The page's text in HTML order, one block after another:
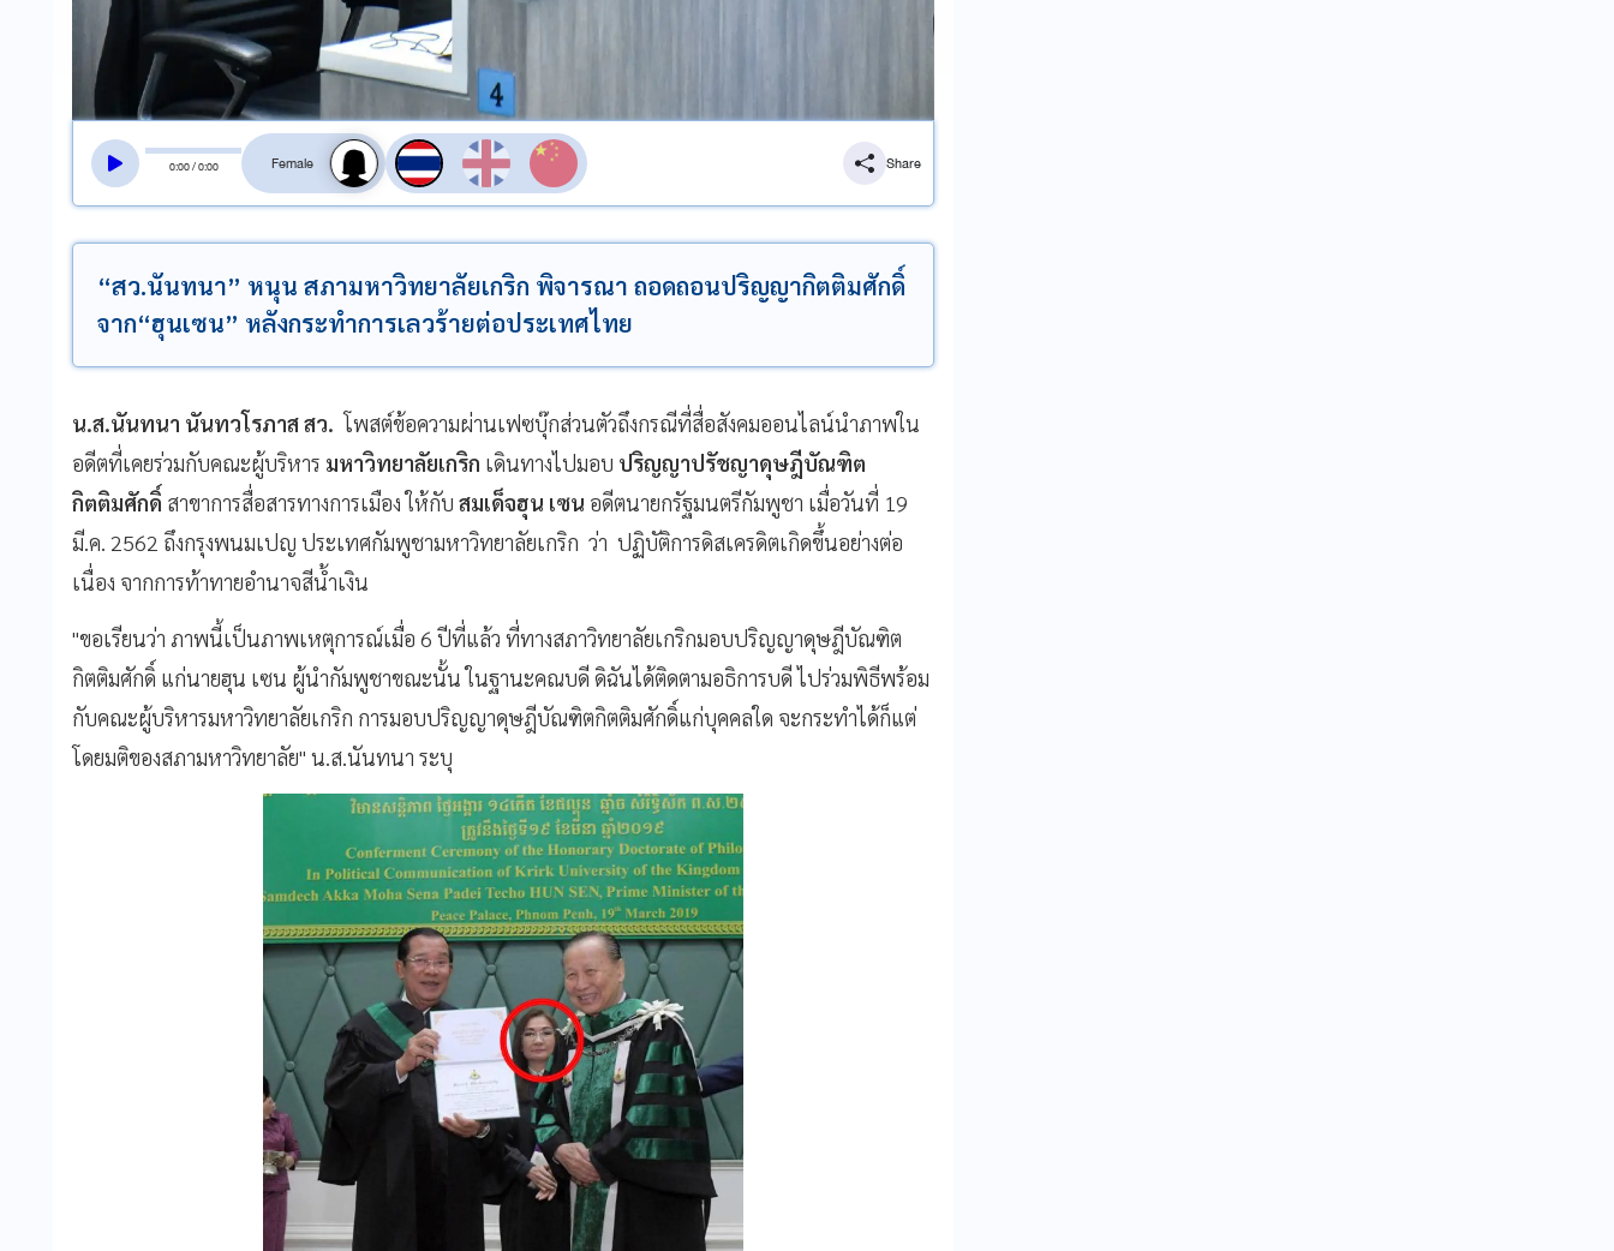
0:00/0:00
สลับเสียงอ่าน
Share
“สว.นันทนา” หนุน สภามหาวิทยาลัยเกริก พิจารณา ถอดถอนปริญญากิตติมศักดิ์
จาก“ฮุนเซน” หลังกระทำการเลวร้ายต่อประเทศไทย
น.ส.นันทนา นันทวโรภาส สว. โพสต์ข้อความผ่านเฟซบุ๊กส่วนตัวถึงกรณีที่สื่อสังคมออนไลน์นำภาพใน
อดีตที่เคยร่วมกับคณะผู้บริหาร มหาวิทยาลัยเกริก เดินทางไปมอบ ปริญญาปรัชญาดุษฎีบัณฑิต
กิตติมศักดิ์ สาขาการสื่อสารทางการเมือง ให้กับ สมเด็จฮุน เซน อดีตนายกรัฐมนตรีกัมพูชา เมื่อวันที่ 19
มี.ค. 2562 ถึงกรุงพนมเปญ ประเทศกัมพูชามหาวิทยาลัยเกริก ว่า ปฏิบัติการดิสเครดิตเกิดขึ้นอย่างต่อ
เนื่อง จากการท้าทายอำนาจสีน้ำเงิน
"ขอเรียนว่า ภาพนี้เป็นภาพเหตุการณ์เมื่อ 6 ปีที่แล้ว ที่ทางสภาวิทยาลัยเกริกมอบปริญญาดุษฎีบัณฑิต
กิตติมศักดิ์ แก่นายฮุน เซน ผู้นำกัมพูชาขณะนั้น ในฐานะคณบดี ดิฉันได้ติดตามอธิการบดี ไปร่วมพิธีพร้อม
กับคณะผู้บริหารมหาวิทยาลัยเกริก การมอบปริญญาดุษฎีบัณฑิตกิตติมศักดิ์แก่บุคคลใด จะกระทำได้ก็แต่
โดยมติของสภามหาวิทยาลัย" น.ส.นันทนา ระบุ